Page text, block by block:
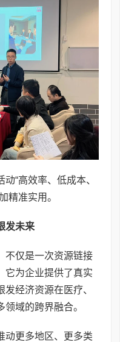
“高效率、低成本、
精准实用。
发未来
不仅是一次资源链接
它为企业提供了真实
经济资源在医疗、
域的跨界融合。
动更多地区、更多类